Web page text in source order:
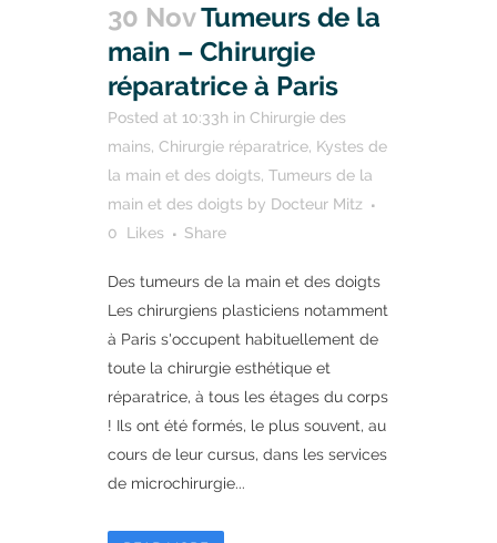
30 NovTumeurs de la
main – Chirurgie
réparatrice à Paris
Posted at 10:33h in Chirurgie des
mains, Chirurgie réparatrice, Kystes de
la main et des doigts, Tumeurs de la
main et des doigts by Docteur Mitz
0
Likes Share
Des tumeurs de la main et des doigts
Les chirurgiens plasticiens notamment
à Paris s'occupent habituellement de
toute la chirurgie esthétique et
réparatrice, à tous les étages du corps
! Ils ont été formés, le plus souvent, au
cours de leur cursus, dans les services
de microchirurgie...